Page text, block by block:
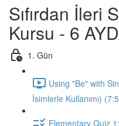
Sıfırdan İleri
Kursu - 6
1. Gün
Using "Be" with
İsimlerle Kullanımı)
Elementary Quiz